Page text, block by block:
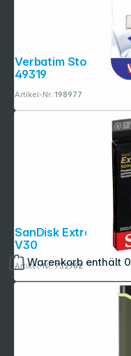
Warenkorb enthält
Verbatim Store n Go 128GB Pinstripe USB 3.0 black
49319
Artikel-Nr.:198977
SanDisk Extreme Pro SDXC 64GB
V30
Artikel-Nr.:732762